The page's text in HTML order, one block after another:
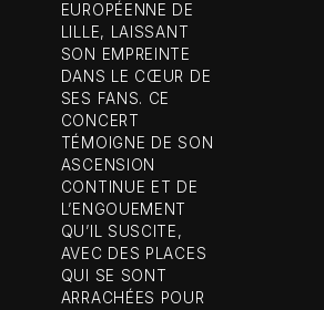
EUROPÉENNE DE
LILLE, LAISSANT
SON EMPREINTE
DANS LE CŒUR DE
SES FANS. CE
CONCERT
TÉMOIGNE DE SON
ASCENSION
CONTINUE ET DE
L’ENGOUEMENT
QU’IL SUSCITE,
AVEC DES PLACES
QUI SE SONT
ARRACHÉES POUR